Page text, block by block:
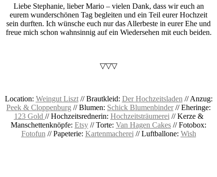
Liebe Stephanie, lieber Mario – vielen Dank, dass wir euch an
eurem wunderschönen Tag begleiten und ein Teil eurer Hochzeit
sein durften. Ich wünsche euch nur das Allerbeste in eurer Ehe und
freue mich schon wahnsinnig auf ein Wiedersehen mit euch beiden.
▽▽▽
Location: Weingut Liszt// Brautkleid: Der Hochzeitsladen //Anzug:
Peek & Cloppenburg // Blumen: Schick Blumenbinder//Eheringe:
123 Gold // Hochzeitsrednerin: Hochzeitsträumerei // Kerze &
Manschettenknöpfe: Etsy // Torte: Van Hagen Cakes // Fotobox:
Fotofun // Papeterie: Kartenmacherei // Luftballone: Wish